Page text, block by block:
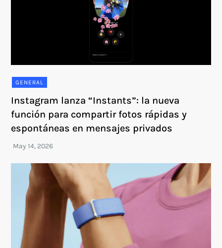
GENERAL
Instagram lanza “Instants”: la nueva
función para compartir fotos rápidas y
espontáneas en mensajes privados